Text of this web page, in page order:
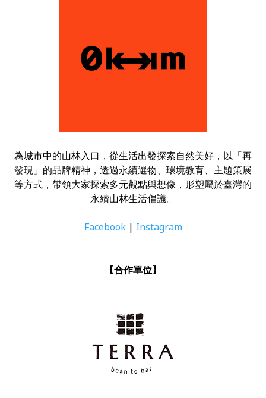
為城市中的山林入口，從生活出發探索自然美好，以「再
發現」的品牌精神，透過永續選物、環境教育、主題策展
等方式，帶領大家探索多元觀點與想像，形塑屬於臺灣的
永續山林生活倡議。
Facebook| Instagram
【合作單位】